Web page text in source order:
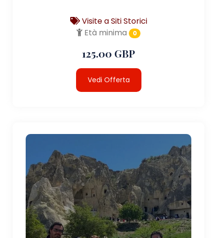
Visite a Siti Storici
Età minima
0
125.00 GBP
Vedi Offerta